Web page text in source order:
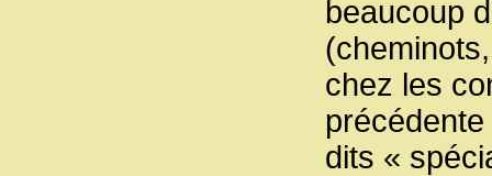
beaucoup
chez les
précédente
dits «